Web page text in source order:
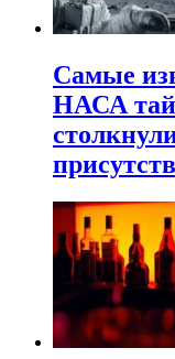
Самые
НАСА